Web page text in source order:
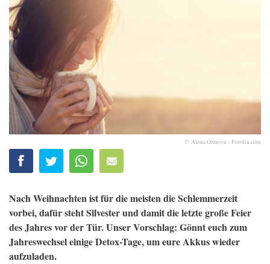
© Alena Ozerova - Fotolia.com
Nach Weihnachten ist für die meisten die Schlemmerzeit
vorbei, dafür steht Silvester und damit die letzte große Feier
des Jahres vor der Tür. Unser Vorschlag: Gönnt euch zum
Jahreswechsel einige Detox-Tage, um eure Akkus wieder
aufzuladen.